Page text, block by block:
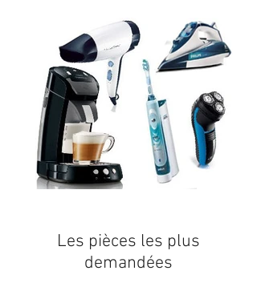
Les pièces les plus
demandées